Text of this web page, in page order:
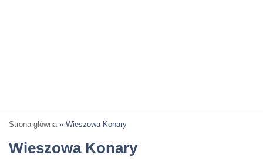
Strona główna » Wieszowa Konary
Wieszowa Konary